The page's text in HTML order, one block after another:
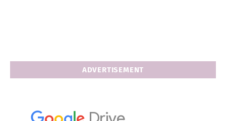
ADVERTISEMENT